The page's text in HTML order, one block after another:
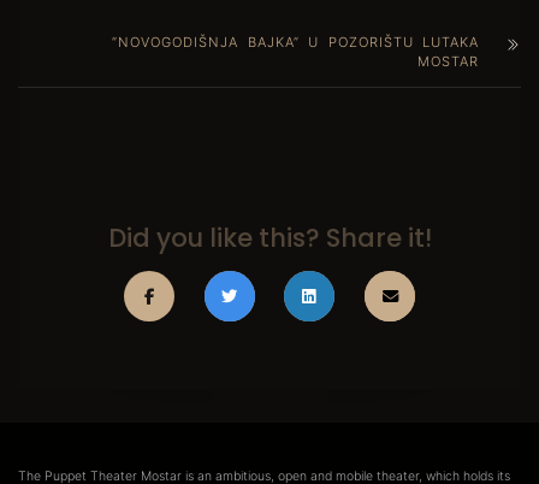
“NOVOGODIŠNJA BAJKA” U POZORIŠTU LUTAKA
MOSTAR
Did you like this? Share it!
The Puppet Theater Mostar is an ambitious, open and mobile theater, which holds its